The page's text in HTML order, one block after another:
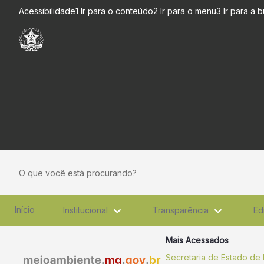
Pular para o Conteúdo principal
Ações de monitoramento na
Acessibilidade1 Ir para o conteúdo2 Ir para o menu3 Ir para a
O que você está procurando?
Início Institucional Transparência
Mais Acessados